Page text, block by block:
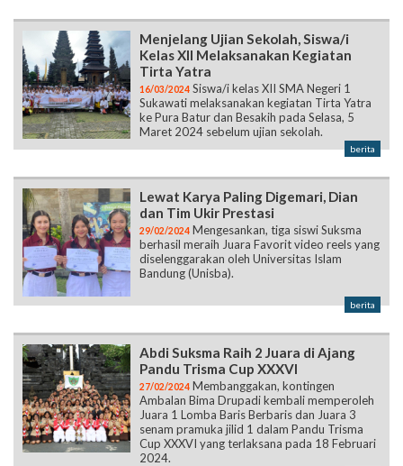
Menjelang Ujian Sekolah, Siswa/i
Kelas XII Melaksanakan Kegiatan
Tirta Yatra
16/03/2024 Siswa/i kelas XII SMA Negeri 1
Sukawati melaksanakan kegiatan Tirta Yatra
ke Pura Batur dan Besakih pada Selasa, 5
Maret 2024 sebelum ujian sekolah.
berita
Lewat Karya Paling Digemari, Dian
dan Tim Ukir Prestasi
29/02/2024 Mengesankan, tiga siswi Suksma
berhasil meraih Juara Favorit video reels yang
diselenggarakan oleh Universitas Islam
Bandung (Unisba).
berita
Abdi Suksma Raih 2 Juara di Ajang
Pandu Trisma Cup XXXVI
27/02/2024 Membanggakan, kontingen
Ambalan Bima Drupadi kembali memperoleh
Juara 1 Lomba Baris Berbaris dan Juara 3
senam pramuka jilid 1 dalam Pandu Trisma
Cup XXXVI yang terlaksana pada 18 Februari
2024.